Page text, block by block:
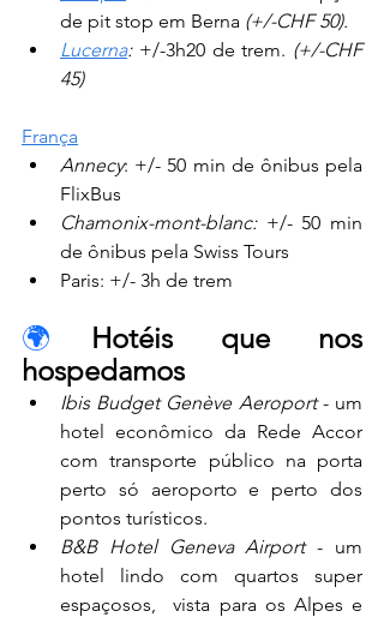
de pit stop em Berna (+/-CHF 50).
Lucerna: +/-3h20 de trem. (+/-CHF
45)
França
Annecy: +/- 50 min de ônibus pela
FlixBus
Chamonix-mont-blanc: +/- 50 min
de ônibus pela Swiss Tours
Paris: +/- 3h de trem
🌍 Hotéis que nos
hospedamos
Ibis Budget Genève Aeroport - um
hotel econômico da Rede Accor
com transporte público na porta
perto só aeroporto e perto dos
pontos turísticos.
B&B Hotel Geneva Airport - um
hotel lindo com quartos super
espaçosos,  vista para os Alpes e